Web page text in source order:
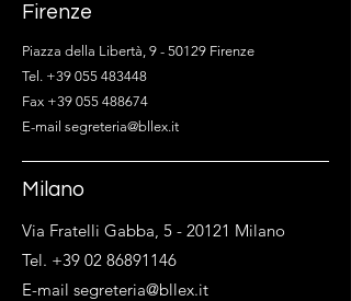
Firenze
Piazza della Libertà, 9 - 50129 Firenze
Tel. +39 055 483448
Fax +39 055 488674
E-mail segreteria@bllex.it
Milano
Via Fratelli Gabba, 5 - 20121 Milano
Tel. +39 02 86891146
E-mail segreteria@bllex.it